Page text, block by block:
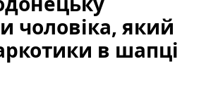
чоловіка, який
в шапці